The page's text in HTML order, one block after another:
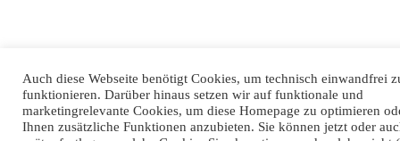
Auch diese Webseite benötigt Cookies, um technisch einwandfrei
funktionieren. Darüber hinaus setzen wir auf funktionale und
marketingrelevante Cookies, um diese Homepage zu optimieren
Ihnen zusätzliche Funktionen anzubieten. Sie können jetzt oder